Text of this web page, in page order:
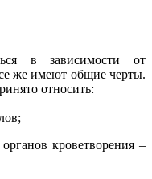
в зависимости от
же имеют общие черты.
относить:
кроветворения –